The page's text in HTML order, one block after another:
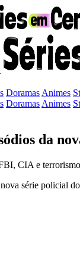
Doramas Animes
Doramas Animes
da
CIA e terrorismo